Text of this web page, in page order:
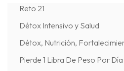
Reto 21
Détox Intensivo y Salud
Détox, Nutrición,
Pierde 1 Libra De Peso Por Día